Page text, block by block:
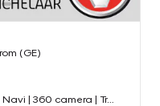
(GE)
1.6 N-Connecta | Panoramadak | Navi | 360 camera | Trekhaak |